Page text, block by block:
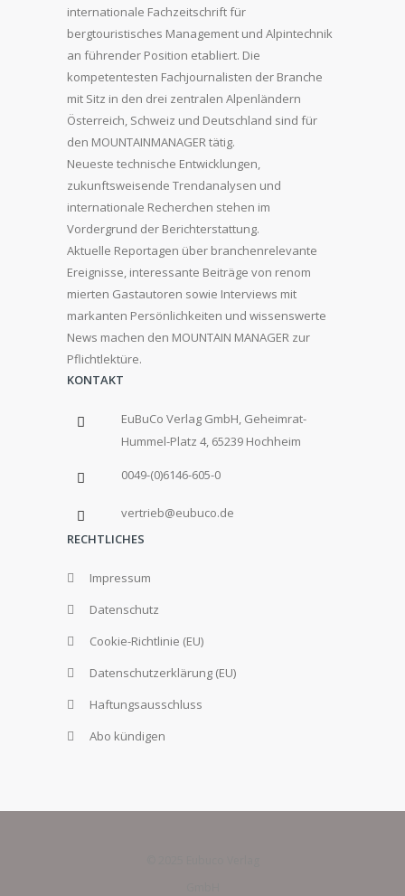
internationale Fachzeitschrift für
bergtouristisches Management und Alpintechnik
an führender Position etabliert. Die
kompetentesten Fachjournalisten der Branche
mit Sitz in den drei zentralen Alpenländern
Österreich, Schweiz und Deutschland sind für
den MOUNTAINMANAGER tätig.
Neueste technische Entwicklungen,
zukunftsweisende Trendanalysen und
internationale Recherchen stehen im
Vordergrund der Berichterstattung.
Aktuelle Reportagen über branchenrelevante
Ereignisse, interessante Beiträge von renom
mierten Gastautoren sowie Interviews mit
markanten Persönlichkeiten und wissenswerte
News machen den MOUNTAIN MANAGER zur
Pflichtlektüre.
KONTAKT
EuBuCo Verlag GmbH, Geheimrat-
Hummel-Platz 4, 65239 Hochheim
0049-(0)6146-605-0
vertrieb@eubuco.de
RECHTLICHES
Impressum
Datenschutz
Cookie-Richtlinie (EU)
Datenschutzerklärung (EU)
Haftungsausschluss
Abo kündigen